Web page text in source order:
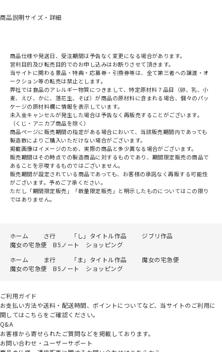
商品説明サイズ・詳細
商品仕様や発送日、受注期間は予告なく変更になる場合があります。
営利目的及び転売目的でのお申し込みはお断りさせて頂きます。
当サイトに関わる景品・特典・応募券・引換券等は、全て第三者への譲渡・オ
ークション等の転売は禁止とします。
弊社では食品のアレルギー物質につきまして、特定原材料７品目（卵、乳、小
麦、えび、かに、落花生、そば）が商品の原材料に含まれる場合、個々のパッ
ケージの原材料欄に情報を表示しています。
未入金キャンセルが発生した場合は予告なく再販売することがございます。
（くじ・アニカプ商品を除く）
商品ページに販売期間の指定がある場合において、当該販売期間内であっても
製造数によりご購入いただけない場合がございます。
掲載画像はイメージのため、実際の商品と多少異なる場合がございます。
販売期間はその時点での製造商品に対するものであり、期間限定販売の商品で
あることを示唆するものではございません。
販売期間が設定されている商品であっても、お客様の承諾なく再販する可能性
がございます。予めご了承ください。
ただし「期間限定販売」「数量限定販売」と明示したものについてはこの限り
ではありません。
ホーム さ行 「し」タイトル作品
ジブリ作品
魔女の宅急便 B5ノート ショッピング
ホーム
ま行 「ま」タイトル作品
魔女の宅急便
魔女の宅急便 B5ノート ショッピング
ご利用ガイド
お支払い方法や送料・配送時間、ポイントについてなど、当サイトのご利用に
関してはこちらをご確認ください。
Q&A
お客様から寄せられたご質問などを掲載しております。
お問い合わせ・ユーザーサポート